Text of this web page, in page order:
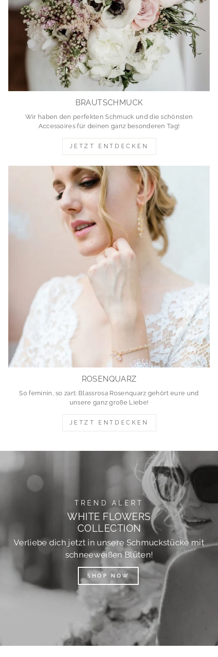
BRAUTSCHMUCK
Wir haben den perfekten Schmuck und die schönsten
Accessoires für deinen ganz besonderen Tag!
JETZT ENTDECKEN
ROSENQUARZ
So feminin, so zart: Blassrosa Rosenquarz gehört eure und
unsere ganz große Liebe!
JETZT ENTDECKEN
TREND ALERT
WHITE FLOWERS
COLLECTION
Verliebe dich jetzt in unsere Schmuckstücke mit
schneeweißen Blüten!
SHOP NOW